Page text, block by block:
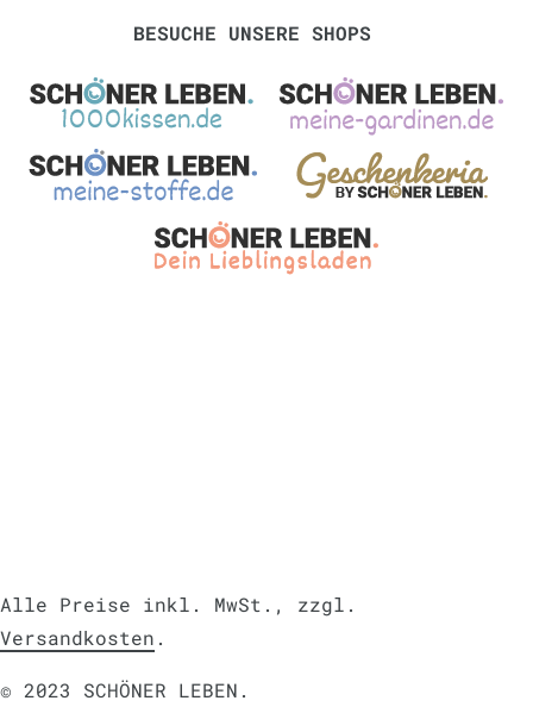
BESUCHE UNSERE SHOPS
Alle Preise inkl. MwSt., zzgl.
Versandkosten .
© 2023 SCHÖNER LEBEN.